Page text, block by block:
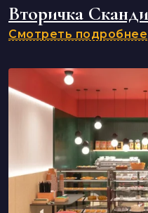
Вторичка
Смотреть подробнее